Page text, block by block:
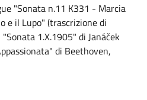
"Sonata n.11 K331 - Marcia
e il Lupo" (trascrizione di
1.X.1905" di Janáček
di Beethoven,